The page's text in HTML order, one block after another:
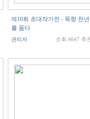
제10회 초대작가전 - 묵향 천
를 품다
관리자 조회:4647 추